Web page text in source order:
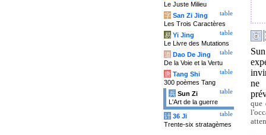
ne
que
Le Juste Milieu
table
字 San Zi Jing
Les Trois Caractères
table
易 Yi Jing
Le Livre des Mutations
table
道 Dao De Jing
De la Voie et la Vertu
table
唐 Tang Shi
300 poèmes Tang
table
兵 Sun Zi
L'Art de la guerre
table
计 36 Ji
Trente-six stratagèmes